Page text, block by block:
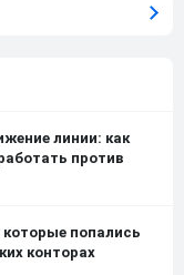
линии: как
против
попались
конторах